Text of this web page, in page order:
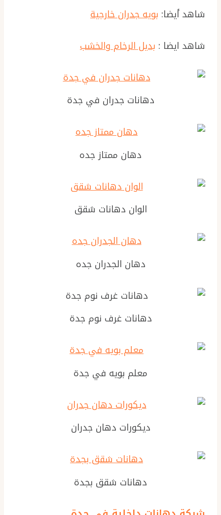
شاهد أيضا: بويه جدران خارجية
شاهد ايضا : بديل الرخام والخشب
دهانات جدران في جدة
دهان ممتاز جده
الوان دهانات شقق
دهان الجدران جده
دهانات غرف نوم جدة
معلم بويه في جدة
ديكورات دهان جدران
دهانات شقق بجدة